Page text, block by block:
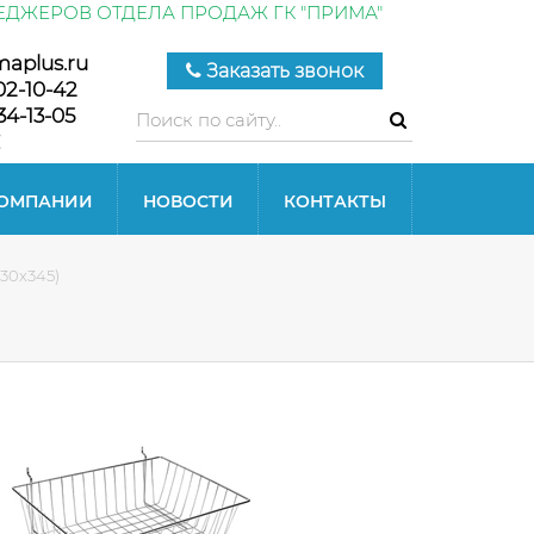
ОТДЕЛА ПРОДАЖ ГК "ПРИМА"
10-42
13-05
Заказать звонок
НОВОСТИ КОНТАКТЫ